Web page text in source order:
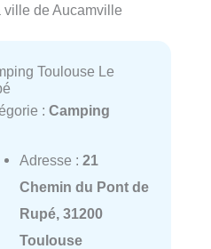
de Aucamville
Toulouse Le
: Camping
Adresse : 21
Chemin du Pont de
Rupé, 31200
Toulouse